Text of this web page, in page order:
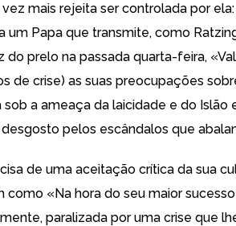
mais rejeita ser controlada por ela:
um Papa que transmite, como
prelo na passada quarta-feira, «
de crise) as suas preocupações
a ameaça da laicidade e do Islão
pelos escândalos que
de uma aceitação crítica da sua
como «Na hora do seu maior
paralizada por uma crise que